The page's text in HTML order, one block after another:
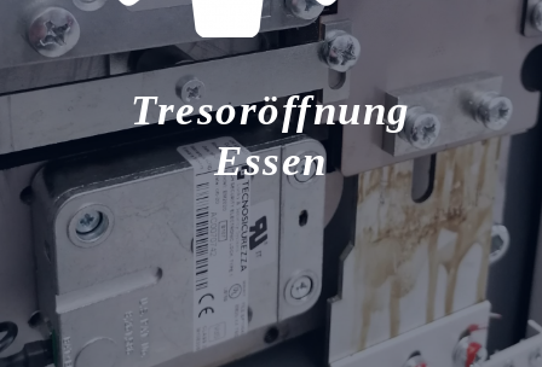
Tresoröffnung
Essen
Tresor Notöffnung Essen
Tresoröffnung Tresoröffnungen Tresor